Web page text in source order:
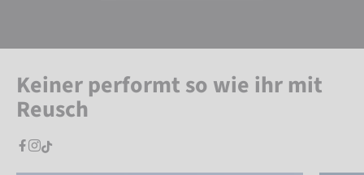
Keiner performt so wie ihr mit
Reusch